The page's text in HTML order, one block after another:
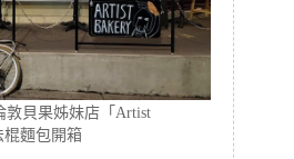
敦貝果姊妹店「Artist
棍麵包開箱